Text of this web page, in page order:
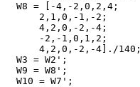
W8 = [-4,-2,0,2,4;
    2,1,0,-1,-2;
    4,2,0,-2,-4;
    -2,-1,0,1,2;
    4,2,0,-2,-4]./140;
W3 = W2';
W9 = W8';
W10 = W7';